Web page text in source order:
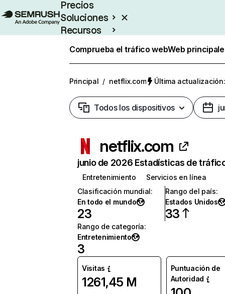
Precios
Soluciones
Recursos
Comprueba el tráfico webWeb
Principal / netflix.com Última
Todos los dispositivos
netflix.com
junio de 2026 Estadísticas de
Entretenimiento
Servicios en línea
Clasificación mundial:
En todo el mundo
23
Rango del país:
Estados Unidos
33
Rango de categoría:
Entretenimiento
3
Visitas
1261,45 M
Puntuación de
Autoridad